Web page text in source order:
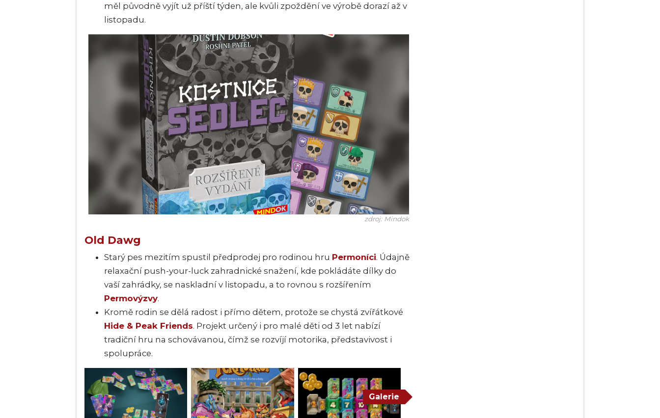
měl původně vyjít už příští týden, ale kvůli zpoždění ve výrobě dorazí až v
listopadu.
zdroj: Mindok
Old Dawg
Starý pes mezitím spustil předprodej pro rodinou hru Permoníci. Údajně
relaxační push-your-luck zahradnické snažení, kde pokládáte dílky do
vaší zahrádky, se naskladní v listopadu, a to rovnou s rozšířením
Permovýzvy.
Kromě rodin se dělá radost i přímo dětem, protože se chystá zvířátkové
Hide & Peak Friends. Projekt určený i pro malé děti od 3 let nabízí
tradiční hru na schovávanou, čímž se rozvíjí motorika, představivost i
spolupráce.
Galerie